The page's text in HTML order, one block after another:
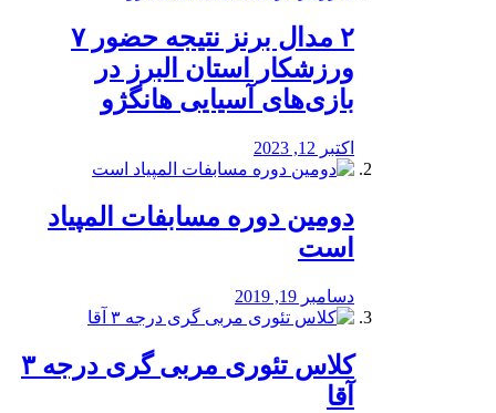
۲ مدال برنز نتیجه حضور ۷
ورزشکار استان البرز در
بازی‌های آسیایی هانگژو
اکتبر 12, 2023
دومین دوره مسابفات المپیاد
است
دسامبر 19, 2019
کلاس تئوری مربی گری درجه ۳
آقا